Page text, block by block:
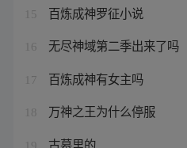
15 百炼成神罗征小说
16 无尽神域第二季出来了吗
17 百炼成神有女主吗
18 万神之王为什么停服
19 古墓里的